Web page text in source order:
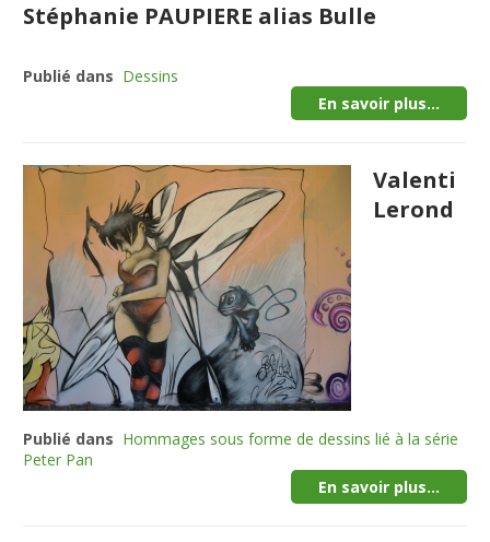
Stéphanie PAUPIERE alias Bulle
Publié dans Dessins
En savoir plus...
Valenti
Lerond
Publié dans Hommages sous forme de dessins lié à la série
Peter Pan
En savoir plus...